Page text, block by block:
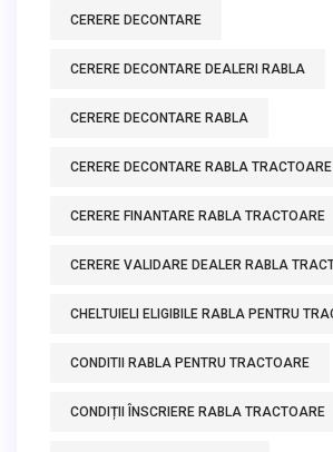
CERERE DECONTARE
CERERE DECONTARE DEALERI RABLA
CERERE DECONTARE RABLA
CERERE DECONTARE RABLA TRACTOARE
CERERE FINANTARE RABLA TRACTOARE
CERERE VALIDARE DEALER RABLA
CHELTUIELI ELIGIBILE RABLA PENTRU
CONDITII RABLA PENTRU TRACTOARE
CONDIȚII ÎNSCRIERE RABLA TRACTOARE